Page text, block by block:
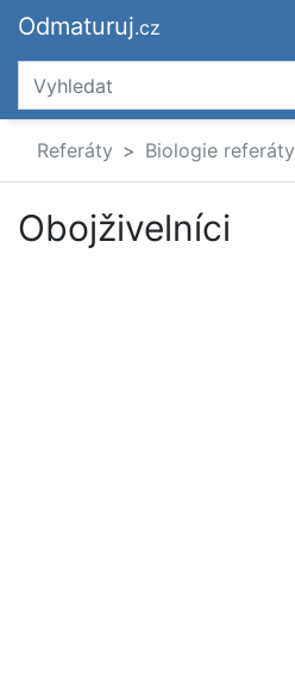
Odmaturuj.cz
Referáty Biologie referáty
Obojživelníci